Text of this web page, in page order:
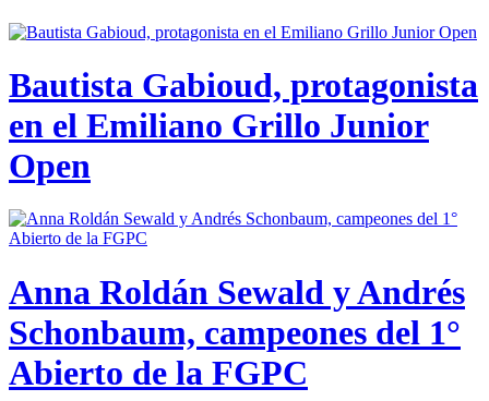
Bautista Gabioud, protagonista
en el Emiliano Grillo Junior
Open
Anna Roldán Sewald y Andrés
Schonbaum, campeones del 1°
Abierto de la FGPC